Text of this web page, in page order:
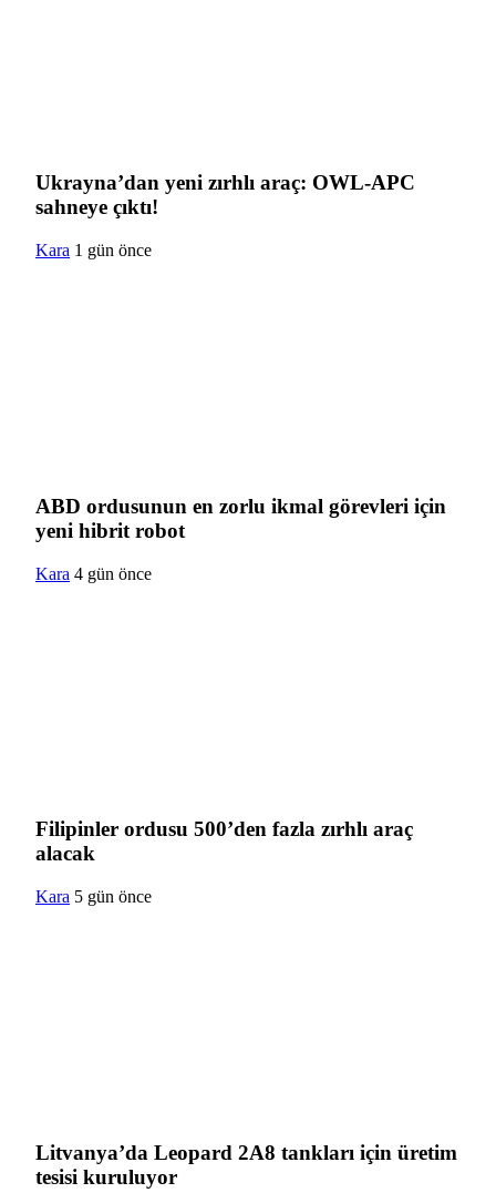
Ukrayna’dan yeni zırhlı araç: OWL-APC
sahneye çıktı!
Kara 1 gün önce
ABD ordusunun en zorlu ikmal görevleri için
yeni hibrit robot
Kara 4 gün önce
Filipinler ordusu 500’den fazla zırhlı araç
alacak
Kara 5 gün önce
Litvanya’da Leopard 2A8 tankları için üretim
tesisi kuruluyor